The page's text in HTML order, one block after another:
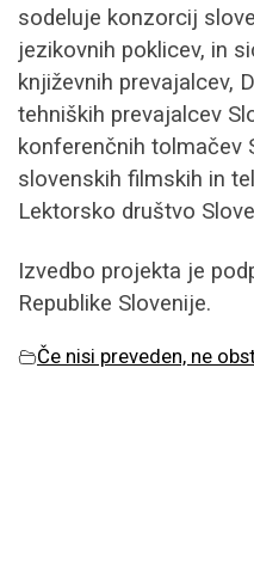
sodeluje konzorcij
jezikovnih poklicev, in
književnih prevajalcev,
tehniških prevajalcev
konferenčnih tolmačev
slovenskih filmskih in
Lektorsko društvo
Izvedbo projekta je
Republike Slovenije.
Če nisi preveden, ne